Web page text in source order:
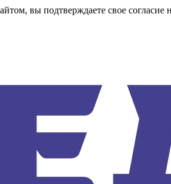
вы подтверждаете свое согласие